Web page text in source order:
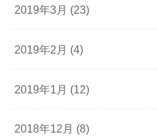
2019年3月 (23)
2019年2月 (4)
2019年1月 (12)
2018年12月 (8)